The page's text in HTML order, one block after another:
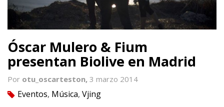
Óscar Mulero & Fium
presentan Biolive en Madrid
Por otu_oscarteston, 3 marzo 2014
tag Eventos, Música, Vjing